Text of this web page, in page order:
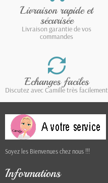
Livraison rapide et
sécurisée
Livraison garantie de vos
commandes
Echanges faciles
Discutez avec Camille très facilement
Soyez les Bienvenues chez nous !!!
Informations